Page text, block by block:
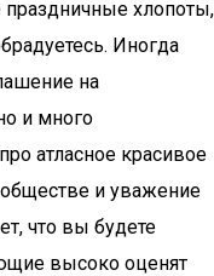
праздничные хлопоты,
Иногда
на
и много
атласное красивое
обществе и уважение
что вы будете
высоко оценят